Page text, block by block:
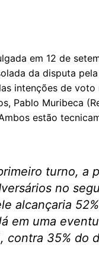
em 12 de
da disputa
intenções de
Pablo Muribeca
estão
turno, a
no
alcançaria
em uma
contra 35% do